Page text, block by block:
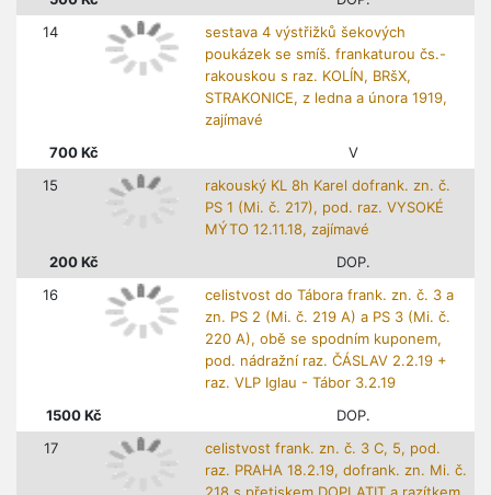
500Kč
DOP.
sestava 4 výstřižků šekových
poukázek se smíš. frankaturou čs.-
rakouskou s raz. KOLÍN, BRšX,
STRAKONICE, z ledna a února 1919,
zajímavé
700Kč
V
rakouský KL 8h Karel dofrank. zn. č.
PS 1 (Mi. č. 217), pod. raz. VYSOKÉ
MÝTO 12.11.18, zajímavé
200Kč
DOP.
celistvost do Tábora frank. zn. č. 3 a
zn. PS 2 (Mi. č. 219 A) a PS 3 (Mi. č.
220 A), obě se spodním kuponem,
pod. nádražní raz. ČÁSLAV 2.2.19 +
raz. VLP Iglau - Tábor 3.2.19
1500Kč
DOP.
celistvost frank. zn. č. 3 C, 5, pod.
raz. PRAHA 18.2.19, dofrank. zn. Mi. č.